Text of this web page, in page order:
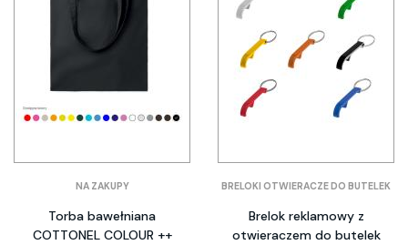
NA ZAKUPY
Torba bawełniana
COTTONEL COLOUR ++
BRELOKI OTWIERACZE DO BUTELEK
Brelok reklamowy z
otwieraczem do butelek